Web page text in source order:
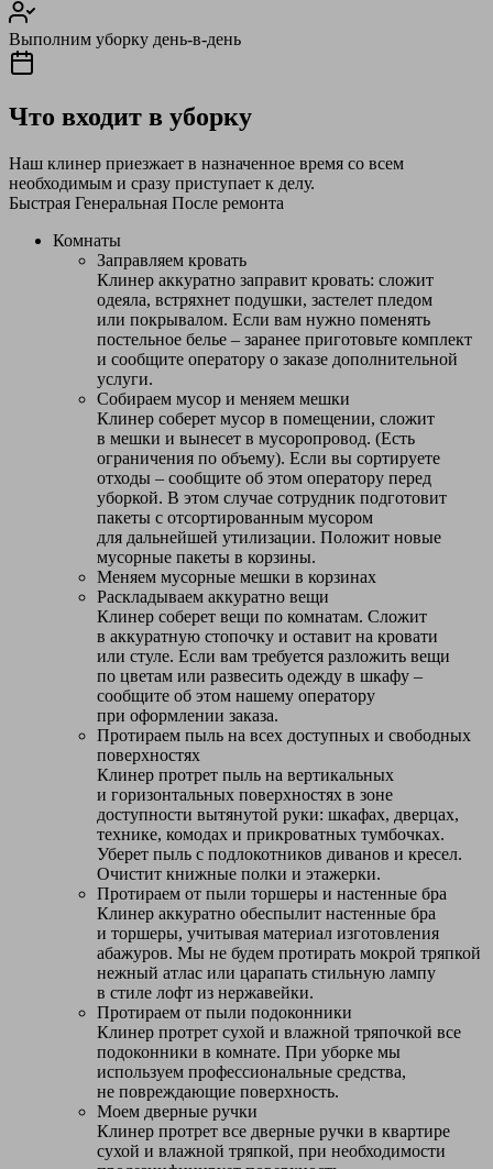
Выполним уборку день-в-день
Что входит в уборку
Наш клинер приезжает в назначенное время со всем
необходимым и сразу приступает к делу.
Быстрая Генеральная После ремонта
Комнаты
Заправляем кровать
Клинер аккуратно заправит кровать: сложит
одеяла, встряхнет подушки, застелет пледом
или покрывалом. Если вам нужно поменять
постельное белье – заранее приготовьте комплект
и сообщите оператору о заказе дополнительной
услуги.
Собираем мусор и меняем мешки
Клинер соберет мусор в помещении, сложит
в мешки и вынесет в мусоропровод. (Есть
ограничения по объему). Если вы сортируете
отходы – сообщите об этом оператору перед
уборкой. В этом случае сотрудник подготовит
пакеты с отсортированным мусором
для дальнейшей утилизации. Положит новые
мусорные пакеты в корзины.
Меняем мусорные мешки в корзинах
Раскладываем аккуратно вещи
Клинер соберет вещи по комнатам. Сложит
в аккуратную стопочку и оставит на кровати
или стуле. Если вам требуется разложить вещи
по цветам или развесить одежду в шкафу –
сообщите об этом нашему оператору
при оформлении заказа.
Протираем пыль на всех доступных и свободных
поверхностях
Клинер протрет пыль на вертикальных
и горизонтальных поверхностях в зоне
доступности вытянутой руки: шкафах, дверцах,
технике, комодах и прикроватных тумбочках.
Уберет пыль с подлокотников диванов и кресел.
Очистит книжные полки и этажерки.
Протираем от пыли торшеры и настенные бра
Клинер аккуратно обеспылит настенные бра
и торшеры, учитывая материал изготовления
абажуров. Мы не будем протирать мокрой тряпкой
нежный атлас или царапать стильную лампу
в стиле лофт из нержавейки.
Протираем от пыли подоконники
Клинер протрет сухой и влажной тряпочкой все
подоконники в комнате. При уборке мы
используем профессиональные средства,
не повреждающие поверхность.
Моем дверные ручки
Клинер протрет все дверные ручки в квартире
сухой и влажной тряпкой, при необходимости